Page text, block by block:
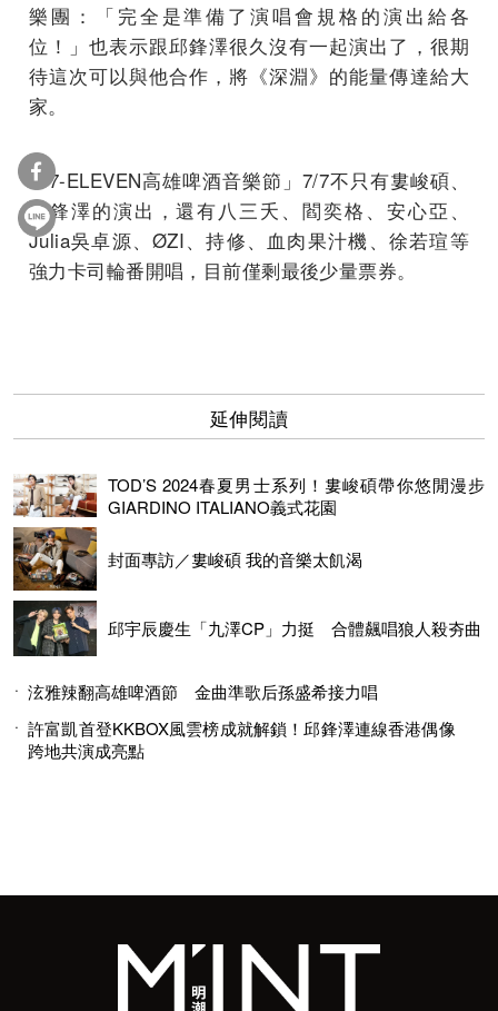
樂團：「完全是準備了演唱會規格的演出給各
位！」也表示跟邱鋒澤很久沒有一起演出了，很期
待這次可以與他合作，將《深淵》的能量傳達給大
家。
「7-ELEVEN高雄啤酒音樂節」7/7不只有婁峻碩、
邱鋒澤的演出，還有八三夭、閻奕格、安心亞、
Julia吳卓源、ØZI、持修、血肉果汁機、徐若瑄等
強力卡司輪番開唱，目前僅剩最後少量票券。
延伸閱讀
TOD’S 2024春夏男士系列！婁峻碩帶你悠閒漫步
GIARDINO ITALIANO義式花園
封面專訪／婁峻碩 我的音樂太飢渴
邱宇辰慶生「九澤CP」力挺 合體飆唱狼人殺夯曲
泫雅辣翻高雄啤酒節 金曲準歌后孫盛希接力唱
許富凱首登KKBOX風雲榜成就解鎖！邱鋒澤連線香港偶像
跨地共演成亮點